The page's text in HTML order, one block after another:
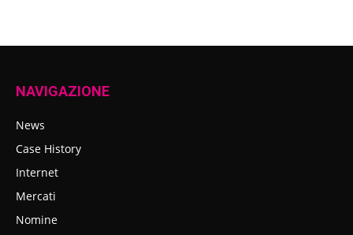
NAVIGAZIONE
News
Case History
Internet
Mercati
Nomine